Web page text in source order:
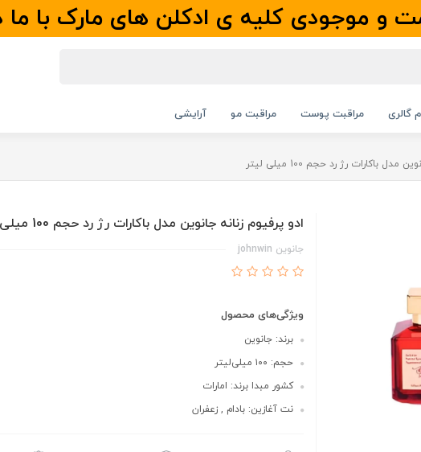
و موجودی کلیه ی ادکلن های مارک با ما
گالری مراقبت پوست مراقبت مو آرایشی
باکارات رژ رد حجم 100 میلی لیتر
ادو پرفیوم زنانه جانوین مدل باکارات رژ رد حجم 100 میلی لیتر
جانوین johnwin
ویژگی‌های محصول
برند: جانوین
حجم: ۱۰۰ میلی‌لیتر
کشور مبدا برند: امارات
نت آغازین: بادام , زعفران